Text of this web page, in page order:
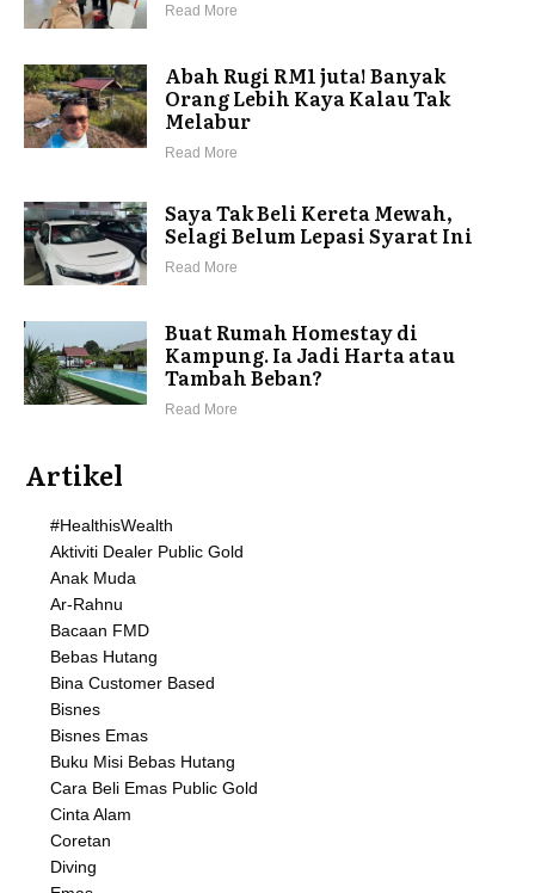
Read More
Abah Rugi RM1 juta! Banyak
Orang Lebih Kaya Kalau Tak
Melabur
Read More
Saya Tak Beli Kereta Mewah,
Selagi Belum Lepasi Syarat Ini
Read More
Buat Rumah Homestay di
Kampung. Ia Jadi Harta atau
Tambah Beban?
Read More
Artikel
#HealthisWealth
Aktiviti Dealer Public Gold
Anak Muda
Ar-Rahnu
Bacaan FMD
Bebas Hutang
Bina Customer Based
Bisnes
Bisnes Emas
Buku Misi Bebas Hutang
Cara Beli Emas Public Gold
Cinta Alam
Coretan
Diving